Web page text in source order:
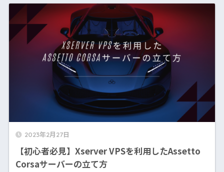
2023年2月27日
【初心者必見】Xserver VPSを利用したAssetto
Corsaサーバーの立て方